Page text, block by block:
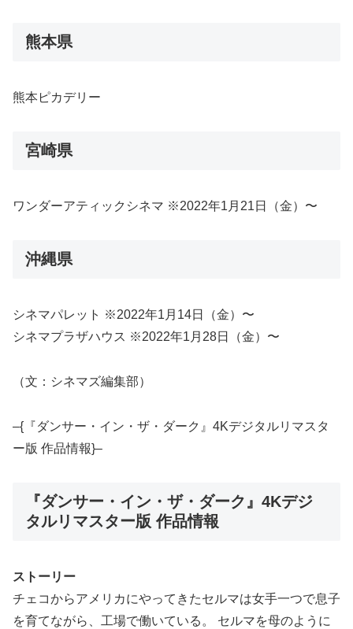
熊本県
熊本ピカデリー
宮崎県
ワンダーアティックシネマ ※2022年1月21日（金）〜
沖縄県
シネマパレット ※2022年1月14日（金）〜
シネマプラザハウス ※2022年1月28日（金）〜
（文：シネマズ編集部）
–{『ダンサー・イン・ザ・ダーク』4Kデジタルリマスタ
ー版 作品情報}–
『ダンサー・イン・ザ・ダーク』4Kデジ
タルリマスター版 作品情報
ストーリー
チェコからアメリカにやってきたセルマは女手一つで息子
を育てながら、工場で働いている。 セルマを母のように